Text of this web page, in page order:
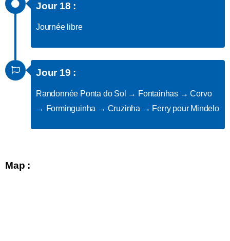
Jour 18 :
Journée libre
Jour 19 :
Randonnée Ponta do Sol → Fontainhas → Corvo
→ Forminguinha → Cruzinha → Ferry pour Mindelo
Map :